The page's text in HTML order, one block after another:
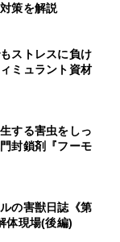
策を解説
ストレスに負け
ミュラント資材
する害虫をしっ
封鎖剤『フーモ
の害獣日誌《第
体現場(後編)